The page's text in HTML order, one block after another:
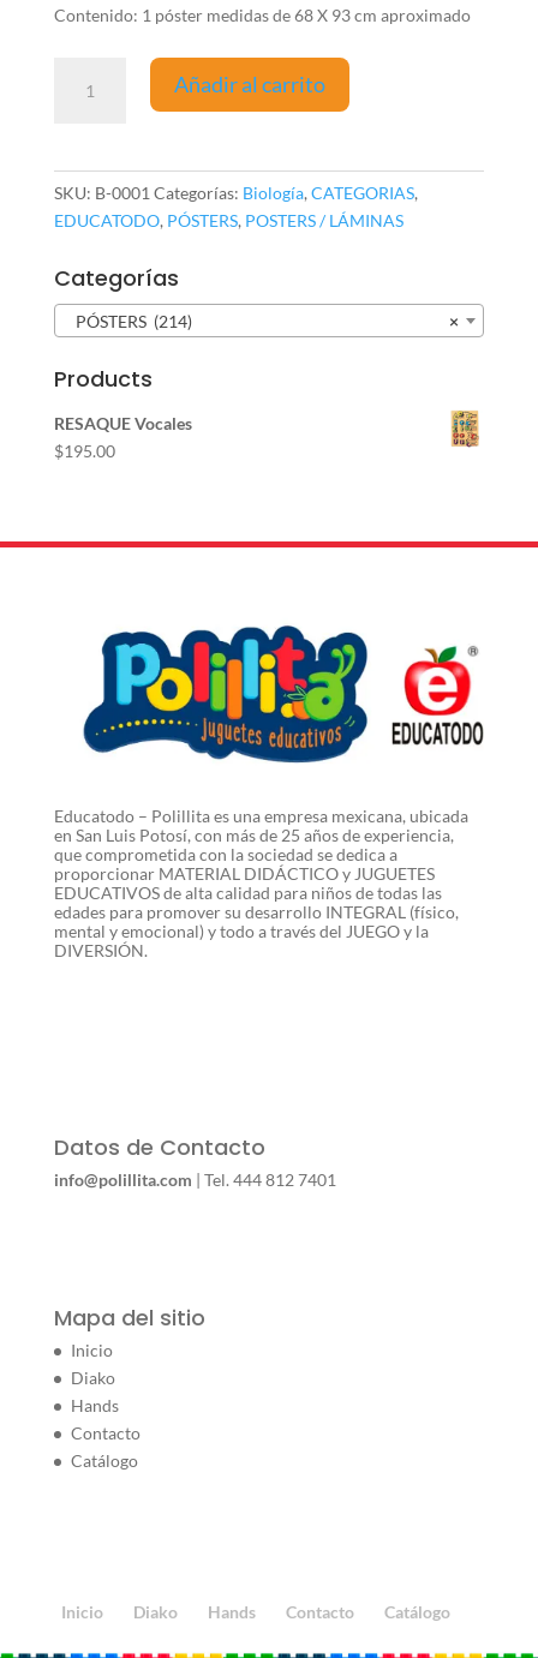
Contenido: 1 póster medidas de 68 X 93 cm aproximado
Sistema
Añadir al carrito
SKU: B-0001 Categorías: Biología, CATEGORIAS,
EDUCATODO, PÓSTERS, POSTERS / LÁMINAS
Categorías
×
PÓSTERS (214)
Products
RESAQUE Vocales
$195.00
Educatodo – Polillita es una empresa mexicana, ubicada
en San Luis Potosí, con más de 25 años de experiencia,
que comprometida con la sociedad se dedica a
proporcionar MATERIAL DIDÁCTICO y JUGUETES
EDUCATIVOS de alta calidad para niños de todas las
edades para promover su desarrollo INTEGRAL (físico,
mental y emocional) y todo a través del JUEGO y la
DIVERSIÓN.
Datos de Contacto
info@polillita.com | Tel. 444 812 7401
Mapa del sitio
Inicio
Diako
Hands
Contacto
Catálogo
Inicio Diako Hands Contacto Catálogo